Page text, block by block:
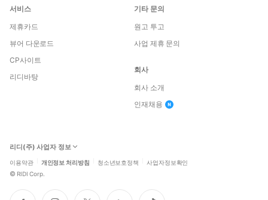
서비스
제휴카드
뷰어 다운로드
CP사이트
리디바탕
기타 문의
원고 투고
사업 제휴 문의
회사
회사 소개
인재채용
리디(주) 사업자 정보
이용약관 개인정보 처리방침 청소년보호정책 사업자정보확인
© RIDI Corp.